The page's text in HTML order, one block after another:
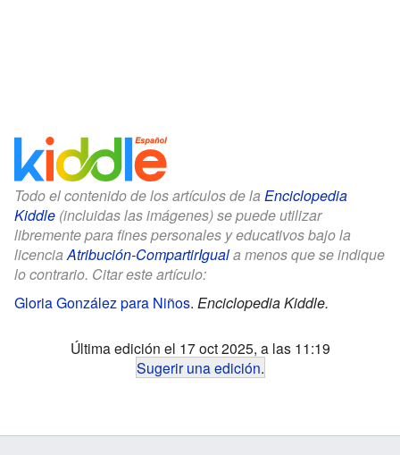
Todo el contenido de los artículos de la Enciclopedia
Kiddle (incluidas las imágenes) se puede utilizar
libremente para fines personales y educativos bajo la
licenciaAtribución-CompartirIguala menos que se indique
lo contrario. Citar este artículo:
Gloria González para Niños. Enciclopedia Kiddle.
Última edición el 17 oct 2025, a las 11:19
Sugerir una edición.